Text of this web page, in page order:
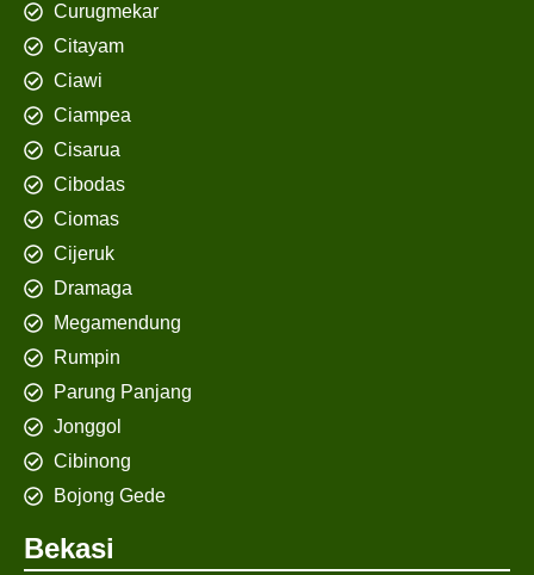
Curugmekar
Citayam
Ciawi
Ciampea
Cisarua
Cibodas
Ciomas
Cijeruk
Dramaga
Megamendung
Rumpin
Parung Panjang
Jonggol
Cibinong
Bojong Gede
Bekasi